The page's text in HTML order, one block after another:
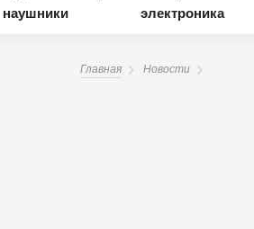
наушники
электроника
Главная Новости